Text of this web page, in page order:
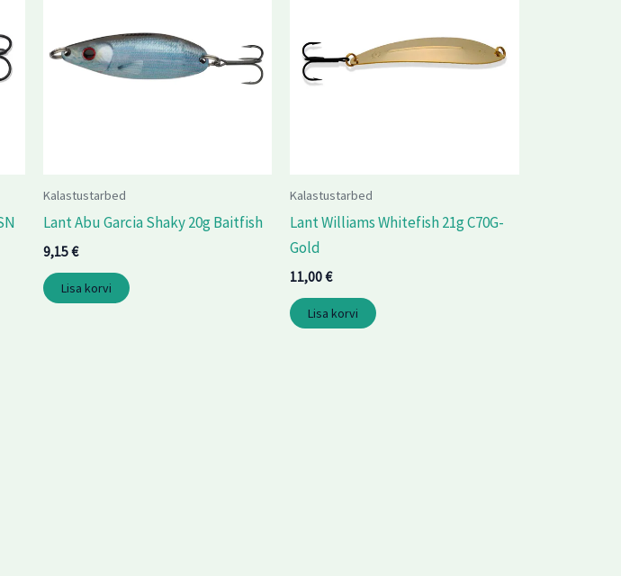
Kalastustarbed
Lant Abu Garcia Shaky 20g Baitfish
9,15€
Lisa korvi
Kalastustarbed
Lant Williams Whitefish 21g C70G-
Gold
11,00€
Lisa korvi